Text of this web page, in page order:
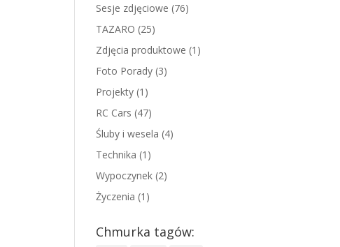
Sesje zdjęciowe (76)
TAZARO (25)
Zdjęcia produktowe (1)
Foto Porady(3)
Projekty(1)
RC Cars (47)
Śluby i wesela (4)
Technika (1)
Wypoczynek(2)
Życzenia (1)
Chmurka tagów: